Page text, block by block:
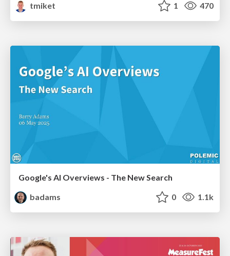
tmiket
1 470
Google's AI Overviews - The New Search
badams
0 1.1k